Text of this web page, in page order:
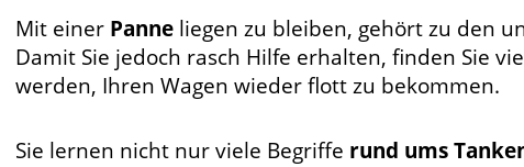
Mit einer Panne liegen zu bleiben, gehört zu den
Damit Sie jedoch rasch Hilfe erhalten, finden Sie
werden, Ihren Wagen wieder flott zu bekommen.
Sie lernen nicht nur viele Begriffe rund ums